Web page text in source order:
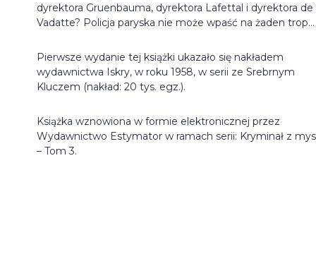
dyrektora Gruenbauma, dyrektora Lafettal i dyrektora de
Vadatte? Policja paryska nie może wpaść na żaden trop…
Pierwsze wydanie tej książki ukazało się nakładem
wydawnictwa Iskry, w roku 1958, w serii ze Srebrnym
Kluczem (nakład: 20 tys. egz.).
Książka wznowiona w formie elektronicznej przez
Wydawnictwo Estymator w ramach serii: Kryminał z
– Tom 3.